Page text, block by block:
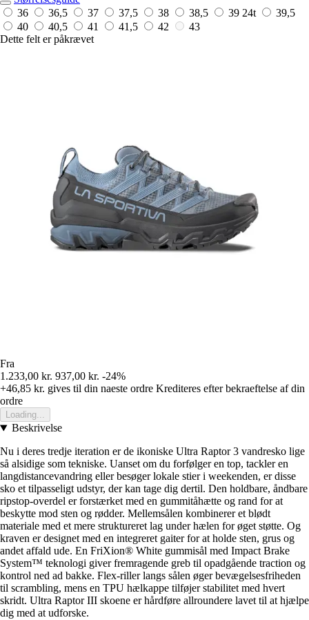
36
36,5 37 37,5 38 38,5 39 24t
39,5
40
40,5 41 41,5 42
43
Dette felt er påkrævet
Fra
1.233,00 kr. 937,00 kr. -24%
+46,85 kr. gives til din naeste ordre Krediteres efter bekraeftelse af din
ordre
Loading...
Beskrivelse
Nu i deres tredje iteration er de ikoniske Ultra Raptor 3 vandresko lige
så alsidige som tekniske. Uanset om du forfølger en top, tackler en
langdistancevandring eller besøger lokale stier i weekenden, er disse
sko et tilpasseligt udstyr, der kan tage dig dertil. Den holdbare, åndbare
ripstop-overdel er forstærket med en gummitåhætte og rand for at
beskytte mod sten og rødder. Mellemsålen kombinerer et blødt
materiale med et mere struktureret lag under hælen for øget støtte. Og
kraven er designet med en integreret gaiter for at holde sten, grus og
andet affald ude. En FriXion® White gummisål med Impact Brake
System™ teknologi giver fremragende greb til opadgående traction og
kontrol ned ad bakke. Flex-riller langs sålen øger bevægelsesfriheden
til scrambling, mens en TPU hælkappe tilføjer stabilitet med hvert
skridt. Ultra Raptor III skoene er hårdføre allroundere lavet til at hjælpe
dig med at udforske.